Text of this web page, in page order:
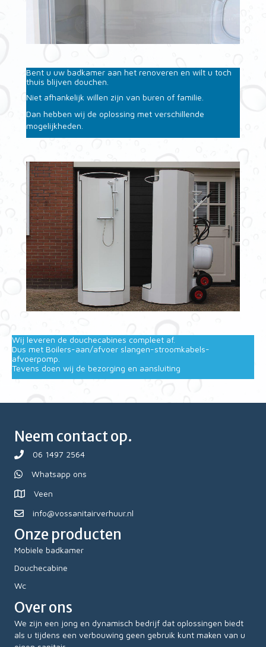
Bent u uw badkamer aan het renoveren en wilt u toch
thuis blijven douchen.
Niet afhankelijk willen zijn van buren of familie.
Dan hebben wij de oplossing met verschillende
mogelijkheden.
Wij leveren de douchecabines compleet af.
Dus met Boilers-aan/afvoer slangen-stroomkabels-
afvoerpomp.
Tevens doen wij de bezorging en aansluiting
Neem contact op.
06 1497 2564
Whatsapp ons
Veen
info@vossanitairverhuur.nl
Onze producten
Mobiele badkamer
Douchecabine
Wc
Over ons
We zijn een jong en dynamisch bedrijf dat oplossingen biedt
als u tijdens een verbouwing geen gebruik kunt maken van u